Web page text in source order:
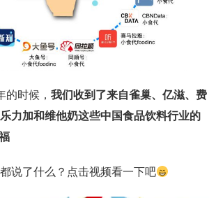
的时候， 我们收到了来自雀巢、亿滋、费
力加和维他奶这些中国食品饮料行业的
说了什么？点击视频看一下吧